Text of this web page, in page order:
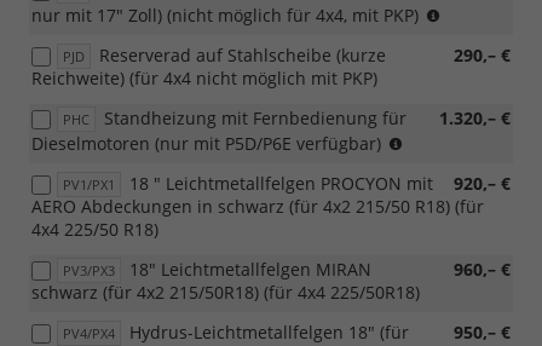
nur mit 17" Zoll) (nicht möglich für 4x4, mit PKP)
PJD 290,– €
Reserverad auf Stahlscheibe (kurze
Reichweite) (für 4x4 nicht möglich mit PKP)
PHC 1.320,– €
Standheizung mit Fernbedienung für
Dieselmotoren (nur mit P5D/P6E verfügbar)
PV1/PX1 920,– €
18 " Leichtmetallfelgen PROCYON mit
AERO Abdeckungen in schwarz (für 4x2 215/50 R18) (für
4x4 225/50 R18)
PV3/PX3 960,– €
18" Leichtmetallfelgen MIRAN
schwarz (für 4x2 215/50R18) (für 4x4 225/50R18)
PV4/PX4 950,– €
Hydrus-Leichtmetallfelgen 18" (für